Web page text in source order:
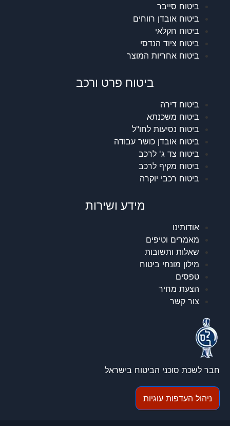
ביטוח סייבר
ביטוח אובדן רווחים
ביטוח חקלאי
ביטוח ציוד הנדסי
ביטוח אחריות המוצר
ביטוח פרט ורכב
ביטוח דירה
ביטוח משכנתא
ביטוח נסיעות לחו"ל
ביטוח אובדן כושר עבודה
ביטוח צד ג' לרכב
ביטוח מקיף לרכב
ביטוח רכבי יוקרה
מידע ושירות
אודותינו
מאמרים וטיפים
שאלות ותשובות
מילון מונחי ביטוח
טפסים
הצעת מחיר
צור קשר
חבר לשכת סוכני הביטוח בישראל
ניהול העדפות עוגיות